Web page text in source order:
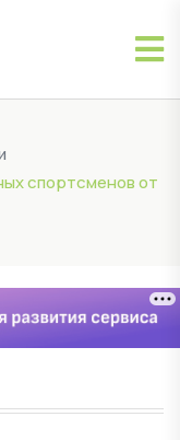
спортсменов от